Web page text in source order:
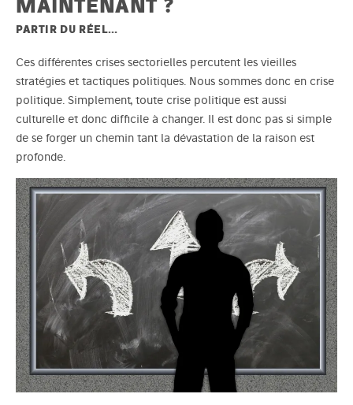
MAINTENANT ?
PARTIR DU RÉEL…
Ces différentes crises sectorielles percutent les vieilles
stratégies et tactiques politiques. Nous sommes donc en crise
politique. Simplement, toute crise politique est aussi
culturelle et donc difficile à changer. Il est donc pas si simple
de se forger un chemin tant la dévastation de la raison est
profonde.